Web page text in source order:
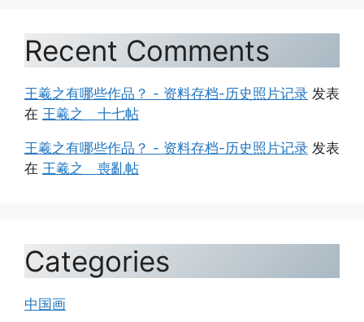
Recent Comments
王羲之有哪些作品？ - 资料存档-历史照片记录 发表
在 王羲之 十七帖
王羲之有哪些作品？ - 资料存档-历史照片记录 发表
在 王羲之 喪亂帖
Categories
中国画